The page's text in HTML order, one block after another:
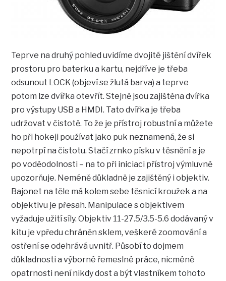
Teprve na druhý pohled uvidíme dvojité jištění dvířek
prostoru pro baterku a kartu, nejdříve je třeba
odsunout LOCK (objeví se žlutá barva) a teprve
potom lze dvířka otevřít. Stejně jsou zajištěna dvířka
pro výstupy USB a HMDI. Tato dvířka je třeba
udržovat v čistotě. To že je přístroj robustní a můžete
ho při hokeji používat jako puk neznamená, že si
nepotrpí na čistotu. Stačí zrnko písku v těsnění a je
po voděodolnosti – na to při iniciaci přístroj výmluvně
upozorňuje. Neméně důkladně je zajištěný i objektiv.
Bajonet na těle má kolem sebe těsnicí kroužek a na
objektivu je přesah. Manipulace s objektivem
vyžaduje užití síly. Objektiv 11-27.5/3.5-5.6 dodávaný v
kitu je vpředu chráněn sklem, veškeré zoomování a
ostření se odehrává uvnitř. Působí to dojmem
důkladnosti a výborné řemeslné práce, nicméně
opatrnosti není nikdy dost a být vlastníkem tohoto